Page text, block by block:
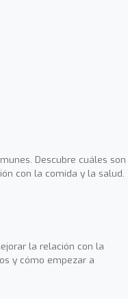
Descubre cuáles son
con la comida y la salud.
la relación con la
y cómo empezar a